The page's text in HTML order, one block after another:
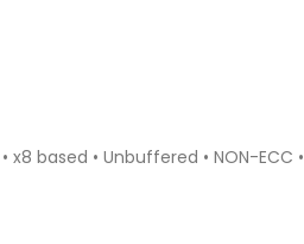
x8 based • Unbuffered • NON-ECC •